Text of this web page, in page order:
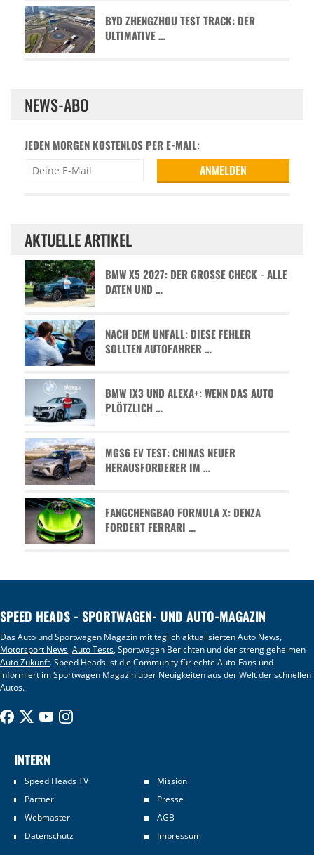
BYD ZHENGZHOU TEST TRACK: DER
ULTIMATIVE …
NEWS-ABO
JEDEN MORGEN KOSTENLOS PER E-MAIL:
AKTUELLE ARTIKEL
BMW X5 2027: DER GROSSE CHECK - ALLE D
ATEN UND …
NACH DEM UNFALL: DIESE FEHLER
SOLLTEN AUTOFAHRER …
BMW IX3 UND ALEXA+: WENN DAS AUTO
PLÖTZLICH …
MGS6 EV TEST: CHINAS NEUER
HERAUSFORDERER IM …
FANGCHENGBAO FORMULA X: DENZA
FORDERT FERRARI …
SPEED HEADS - SPORTWAGEN- UND AUTO-MAGAZIN
Das Auto und Sportwagen Magazin mit täglich aktualisiertenAuto News,
Motorsport News,Auto Tests, Sportwagen Berichten und der streng geheimen
Auto Zukunft. Speed Heads ist die Community für echte Auto-Fans und
informiert imSportwagen Magazin über Neuigkeiten aus der Welt der schnellen
Autos.
INTERN
Speed Heads TV
Mission
Partner
Presse
Webmaster
AGB
Datenschutz
Impressum